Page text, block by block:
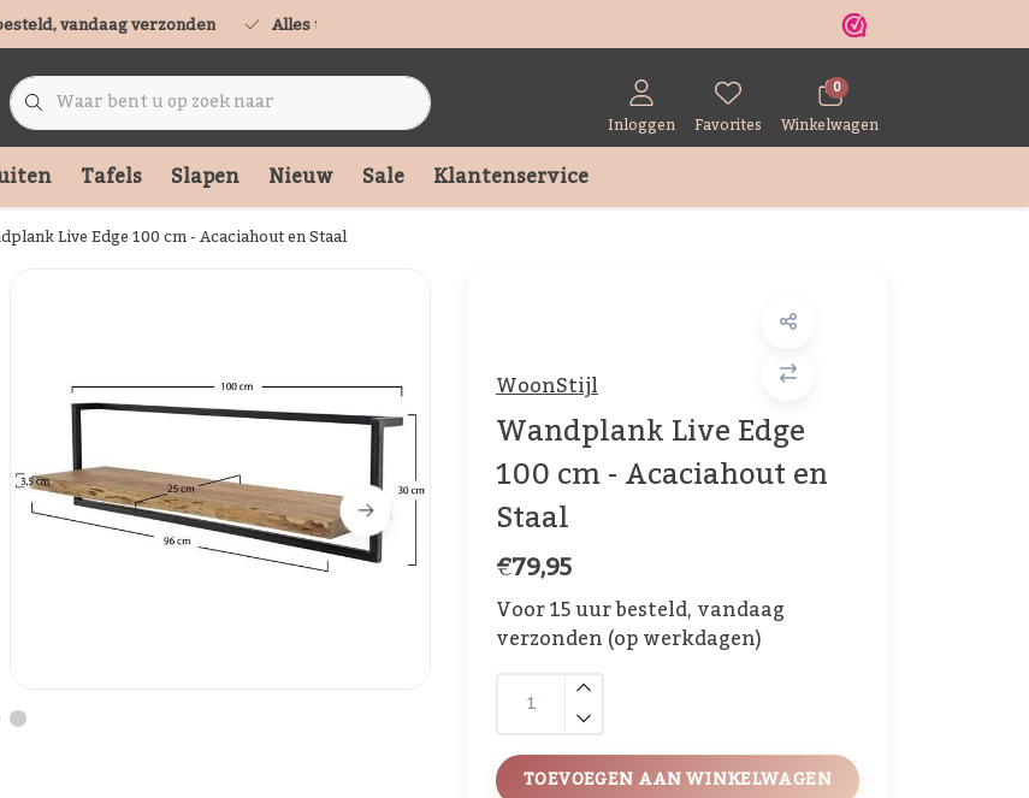
vandaag verzonden Alles uit voorraad leverbaar
Inloggen Favorites
0
Winkelwagen
Tafels Slapen Nieuw Sale Klantenservice
Live Edge 100 cm - Acaciahout en Staal
WoonStijl
Wandplank Live Edge
100 cm - Acaciahout en
Staal
€79,95
Voor 15 uur besteld, vandaag
verzonden (op werkdagen)
TOEVOEGEN AAN WINKELWAGEN